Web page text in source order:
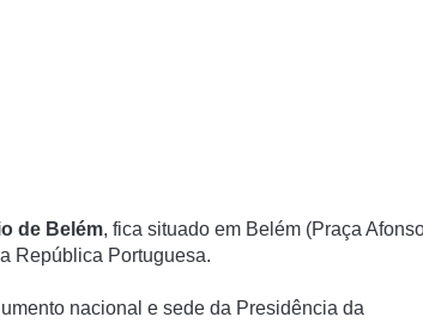
de Belém, fica situado em Belém (Praça
República Portuguesa.
nacional e sede da Presidência da